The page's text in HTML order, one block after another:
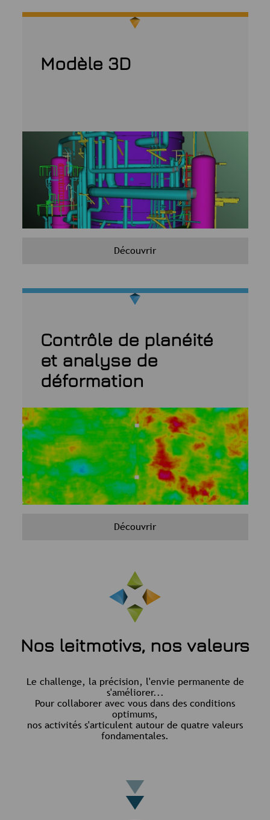
Modèle 3D
Découvrir
Contrôle de planéité
et analyse de
déformation
Découvrir
Nos leitmotivs, nos valeurs
Le challenge, la précision, l'envie permanente de
s'améliorer...
Pour collaborer avec vous dans des conditions
optimums,
nos activités s'articulent autour de quatre valeurs
fondamentales.